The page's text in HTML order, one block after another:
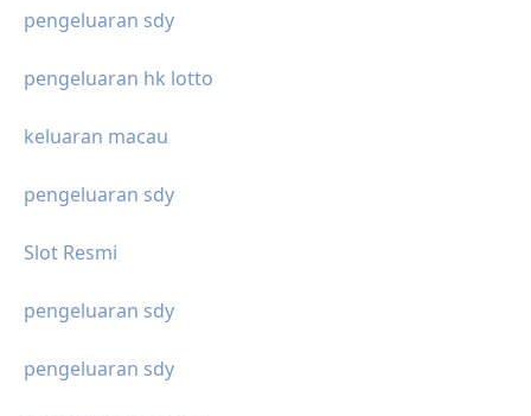
pengeluaran sdy
pengeluaran hk lotto
keluaran macau
pengeluaran sdy
Slot Resmi
pengeluaran sdy
pengeluaran sdy